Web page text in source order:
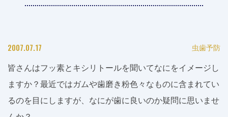
2007.07.17 虫歯予防
皆さんはフッ素とキシリトールを聞いてなにをイメージし
ますか？最近ではガムや歯磨き粉色々なものに含まれてい
るのを目にしますが、なにが歯に良いのか疑問に思いませ